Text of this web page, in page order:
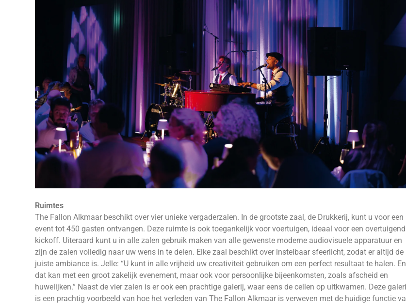
Ruimtes
The Fallon Alkmaar beschikt over vier unieke vergaderzalen. In de grootste zaal, de Drukkerij, kunt u voor een
event tot 450 gasten ontvangen. Deze ruimte is ook toegankelijk voor voertuigen, ideaal voor een
kickoff. Uiteraard kunt u in alle zalen gebruik maken van alle gewenste moderne audiovisuele apparatuur en
zijn de zalen volledig naar uw wens in te delen. Elke zaal beschikt over instelbaar sfeerlicht, zodat er altijd de
juiste ambiance is. Jelle: “U kunt in alle vrijheid uw creativiteit gebruiken om een perfect resultaat te halen. En
dat kan met een groot zakelijk evenement, maar ook voor persoonlijke bijeenkomsten, zoals afscheid en
huwelijken.” Naast de vier zalen is er ook een prachtige galerij, waar eens de cellen op uitkwamen. Deze
is een prachtig voorbeeld van hoe het verleden van The Fallon Alkmaar is verweven met de huidige functie